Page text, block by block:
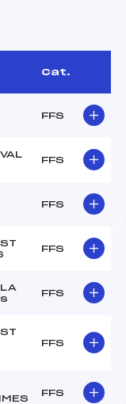
Cat.
FFS
FFS
FFS
FFS
FFS
FFS
FFS